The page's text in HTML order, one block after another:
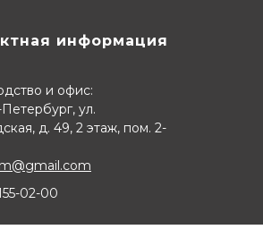
информация
и офис:
Петербург, ул.
д. 49, 2 этаж, пом. 2-
02-00